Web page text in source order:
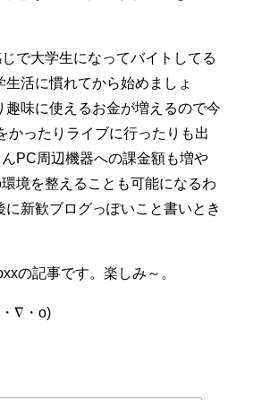
で大学生になってバイトしてる
生活に慣れてから始めましょ
趣味に使えるお金が増えるので今
かったりライブに行ったりも出
PC周辺機器への課金額も増や
境を整えることも可能になるわ
に新歓ブログっぽいこと書いとき
の記事です。楽しみ～。
∇・o)